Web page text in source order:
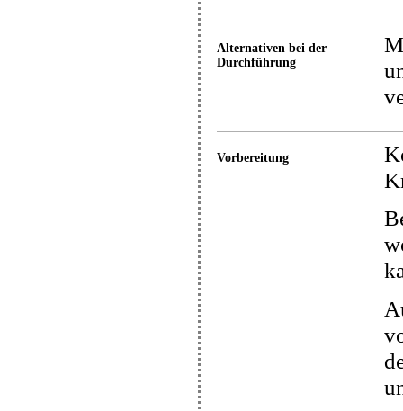
Alternativen bei der
Durchführung
Vorbereitung